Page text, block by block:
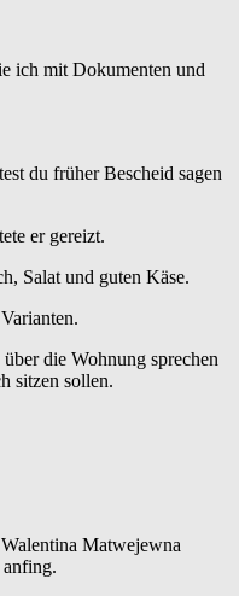
ich mit Dokumenten und
du früher Bescheid sagen
er gereizt.
Salat und guten Käse.
die Wohnung sprechen
sitzen sollen.
Matwejewna